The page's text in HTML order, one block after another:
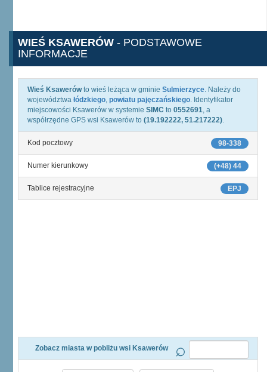
WIEŚ KSAWERÓW - PODSTAWOWE
INFORMACJE
Wieś Ksawerówto wieś leżąca w gminie Sulmierzyce. Należy do
województwa łódzkiego, powiatu pajęczańskiego. Identyfikator
miejscowości Ksawerów w systemie SIMC to 0552691, a
współrzędne GPS wsi Ksawerów to (19.192222, 51.217222).
98-338
Kod pocztowy
(+48) 44
Numer kierunkowy
EPJ
Tablice rejestracyjne
Zobacz miasta w pobliżu wsi Ksawerów